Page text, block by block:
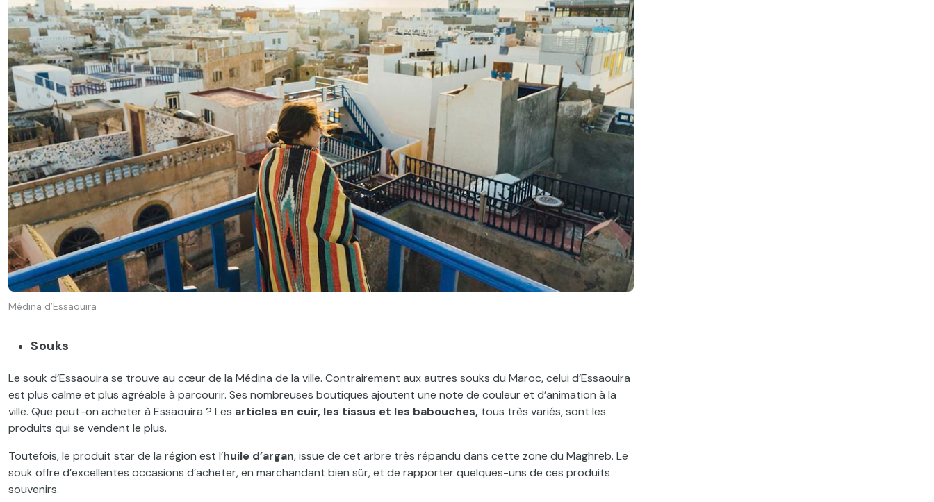
Médina d’Essaouira
Souks
Le souk d’Essaouira se trouve au cœur de la Médina de la ville. Contrairement aux autres souks du Maroc, celui d’Essaouira
est plus calme et plus agréable à parcourir. Ses nombreuses boutiques ajoutent une note de couleur et d’animation à la
ville. Que peut-on acheter à Essaouira ? Les articles en cuir, les tissus et les babouches, tous très variés, sont les
produits qui se vendent le plus.
Toutefois, le produit star de la région est l’huile d’argan, issue de cet arbre très répandu dans cette zone du Maghreb. Le
souk offre d’excellentes occasions d’acheter, en marchandant bien sûr, et de rapporter quelques-uns de ces produits
souvenirs.